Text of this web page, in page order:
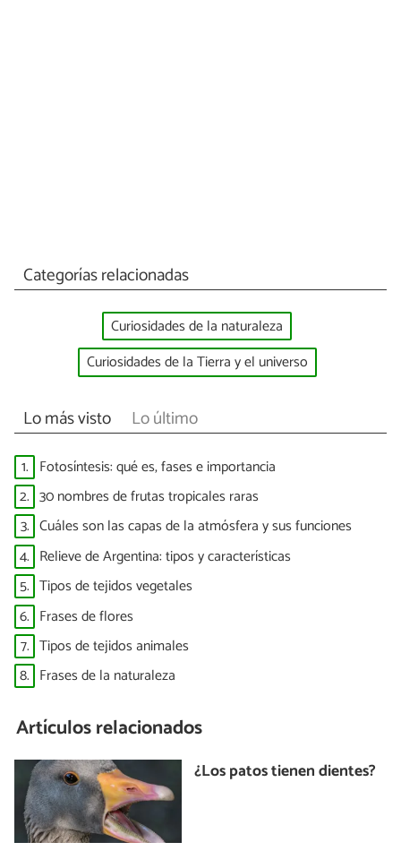
Categorías relacionadas
Curiosidades de la naturaleza
Curiosidades de la Tierra y el universo
Lo más visto Lo último
1. Fotosíntesis: qué es, fases e importancia
2. 30 nombres de frutas tropicales raras
3. Cuáles son las capas de la atmósfera y sus funciones
4. Relieve de Argentina: tipos y características
5. Tipos de tejidos vegetales
6. Frases de flores
7. Tipos de tejidos animales
8. Frases de la naturaleza
Artículos relacionados
¿Los patos tienen dientes?